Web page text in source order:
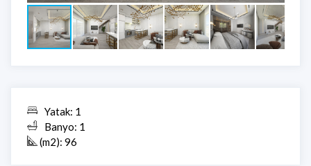
Yatak: 1
Banyo: 1
(m2): 96